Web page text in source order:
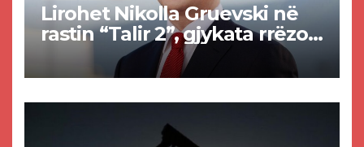
Lirohet Nikolla Gruevski në
rastin “Talir 2”, gjykata rrëzon
akuzat për ndërtimin e
paligjshëm të selisë së